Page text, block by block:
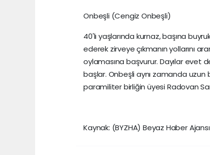
Onbeşli (Cengiz Onbeşli)
40'lı yaşlarında kurnaz, başına
ederek zirveye çıkmanın yollarını
oylamasına başvurur. Dayılar evet
başlar. Onbeşli aynı zamanda uzun
paramiliter birliğin üyesi Radovan
Kaynak: (BYZHA) Beyaz Haber Ajansı